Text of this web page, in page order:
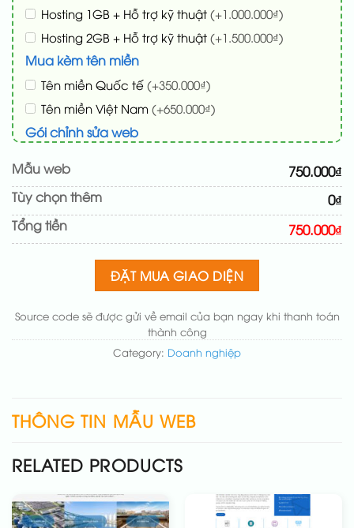
Hosting 1GB + Hỗ trợ kỹ thuật (+1.000.000₫)
Hosting 2GB + Hỗ trợ kỹ thuật (+1.500.000₫)
Mua kèm tên miền
Tên miền Quốc tế (+350.000₫)
Tên miền Việt Nam (+650.000₫)
Gói chỉnh sửa web
Thay logo + thông tin doanh nghiệp
(+50.000₫)
Đổi màu chủ đạo theo tông của logo
Sửa danh mục và sắp xếp lại đề mục menu cho
chuẩn(+200.000₫)
Thay đổi bố cục trang chủ (đơn giản)
Thêm các nút liên hệ nhanh(+50.000₫)
Mẫu web 750.000₫
Tùy chọn thêm 0₫
Tổng tiền 750.000₫
ĐẶT MUA GIAO DIỆN
Source code sẽ được gửi về email của bạn ngay khi thanh toán
thành công
Category: Doanh nghiệp
THÔNG TIN MẪU WEB
RELATED PRODUCTS